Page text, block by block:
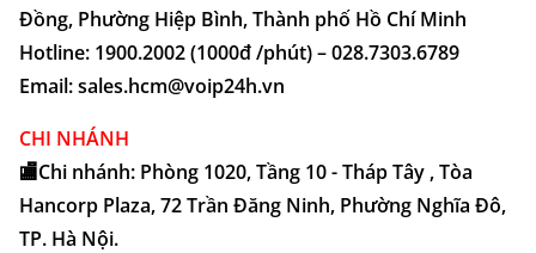
Đồng, Phường Hiệp Bình, Thành phố Hồ Chí Minh
Hotline: 1900.2002 (1000đ /phút) – 028.7303.6789
Email: sales.hcm@voip24h.vn
CHI NHÁNH
🏬Chi nhánh: Phòng 1020, Tầng 10 - Tháp Tây , Tòa
Hancorp Plaza, 72 Trần Đăng Ninh, Phường Nghĩa Đô,
TP. Hà Nội.